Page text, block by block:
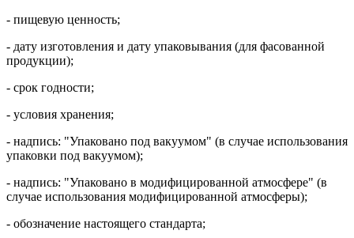
- пищевую ценность;
- дату изготовления и дату упаковывания (для фасованной
продукции);
- срок годности;
- условия хранения;
- надпись: "Упаковано под вакуумом" (в случае использования
упаковки под вакуумом);
- надпись: "Упаковано в модифицированной атмосфере" (в
случае использования модифицированной атмосферы);
- обозначение настоящего стандарта;